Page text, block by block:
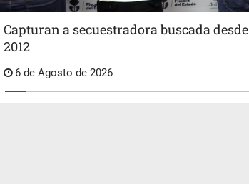
Capturan a secuestradora buscada desde
2012
6 de Agosto de 2026